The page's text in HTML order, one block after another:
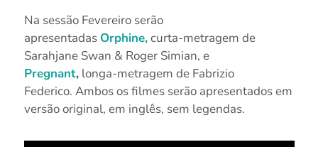
Na sessão Fevereiro serão
apresentadas Orphine,curta-metragem de
Sarahjane Swan & Roger Simian, e
Pregnant,longa-metragem de Fabrizio
Federico. Ambos os filmes serão apresentados em
versão original, em inglês, sem legendas.